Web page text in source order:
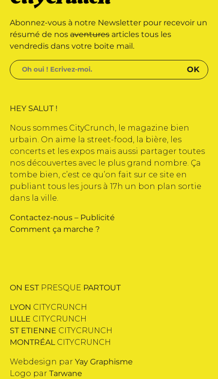
déposée • Tous droits
par Buena Onda Web •
Abonnez-vous à notre Newsletter pour recevoir un
résumé de nos aventures articles tous les
vendredis dans votre boite mail.
HEY SALUT !
Nous sommes CityCrunch, le magazine bien
urbain. On aime la street-food, la bière, les
concerts et les expos mais aussi partager toutes
nos découvertes avec le plus grand nombre. Ça
tombe bien, c’est ce qu’on fait sur ce site en
publiant tous les jours à 17h un bon plan sortie
dans la ville.
Contactez-nous – Publicité
Comment ça marche ?
ON EST PRESQUE PARTOUT
LYON CITYCRUNCH
LILLE CITYCRUNCH
ST ETIENNE CITYCRUNCH
MONTRÉALCITYCRUNCH
Webdesign par Yay Graphisme
Logo par Tarwane